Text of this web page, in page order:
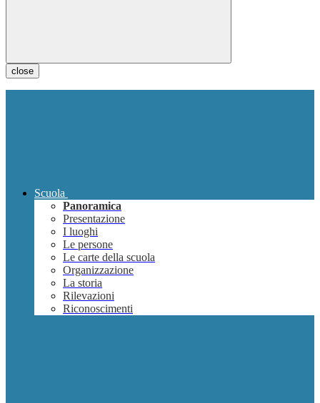
close
Scuola
Panoramica
Presentazione
I luoghi
Le persone
Le carte della scuola
Organizzazione
La storia
Rilevazioni
Riconoscimenti